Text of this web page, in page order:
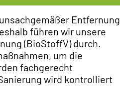
Entfernung
führen wir unsere
(BioStoffV) durch.
um die
fachgerecht
wird kontrolliert